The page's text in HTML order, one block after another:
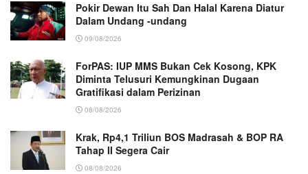
Pokir Dewan Itu Sah Dan Halal Karena Diatur
Dalam Undang -undang
09/08/2026
ForPAS: IUP MMS Bukan Cek Kosong, KPK
Diminta Telusuri Kemungkinan Dugaan
Gratifikasi dalam Perizinan
08/08/2026
Krak, Rp4,1 Triliun BOS Madrasah & BOP RA
Tahap II Segera Cair
08/08/2026